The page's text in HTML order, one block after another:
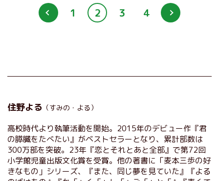
1 2 3 4
住野よる （すみの・よる）
高校時代より執筆活動を開始。2015年のデビュー作『君
の膵臓をたべたい』がベストセラーとなり、累計部数は
300万部を突破。23年『恋とそれとあと全部』で第72回
小学館児童出版文化賞を受賞。他の著書に「麦本三歩の好
きなもの」シリーズ、『また、同じ夢を見ていた』『よる